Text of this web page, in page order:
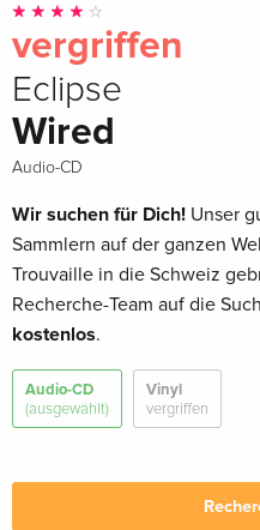
vergriffen
Eclipse
Wired
Audio-CD
Wir suchen für Dich! Unser
Sammlern auf der ganzen
Trouvaille in die Schweiz
Recherche-Team auf die
kostenlos.
Audio-CD
(ausgewählt)
Vinyl
vergriffen